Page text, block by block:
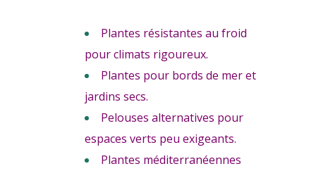
Plantes résistantes au froid
pour climats rigoureux.
Plantes pour bords de mer et
jardins secs.
Pelouses alternatives pour
espaces verts peu exigeants.
Plantes méditerranéennes